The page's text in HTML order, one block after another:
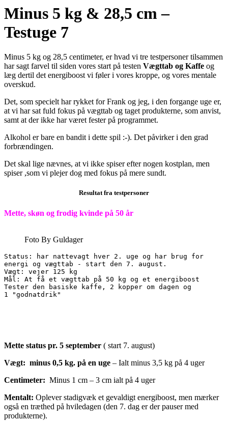
Minus 5 kg & 28,5 cm –
Testuge 7
Minus 5 kg og 28,5 centimeter, er hvad vi tre testpersoner tilsammen
har sagt farvel til siden vores start på testen Vægttab og Kaffe og
læg dertil det energiboost vi føler i vores kroppe, og vores mentale
overskud.
Det, som specielt har rykket for Frank og jeg, i den forgange uge er,
at vi har sat fuld fokus på vægttab og taget produkterne, som anvist,
samt at der ikke har været fester på programmet.
Alkohol er bare en bandit i dette spil :-). Det påvirker i den grad
forbrændingen.
Det skal lige nævnes, at vi ikke spiser efter nogen kostplan, men
spiser ,som vi plejer dog med fokus på mere sundt.
Resultat fra testpersoner
Mette, skøn og frodig kvinde på 50 år
Foto By Guldager
Status: har nattevagt hver 2. uge og har brug for
energi og vægttab - start den 7. august.
Vægt: vejer 125 kg
Mål: At få et vægttab på 50 kg og et energiboost
Tester den basiske kaffe, 2 kopper om dagen og
Mette status pr. 5 september ( start 7. august)
Vægt: minus 0,5 kg. på en uge – Ialt minus 3,5 kg på 4 uger
Centimeter: Minus 1 cm – 3 cm ialt på 4 uger
Mentalt: Oplever stadigvæk et gevaldigt energiboost, men mærker
også en træthed på hviledagen (den 7. dag er der pauser med
produkterne).